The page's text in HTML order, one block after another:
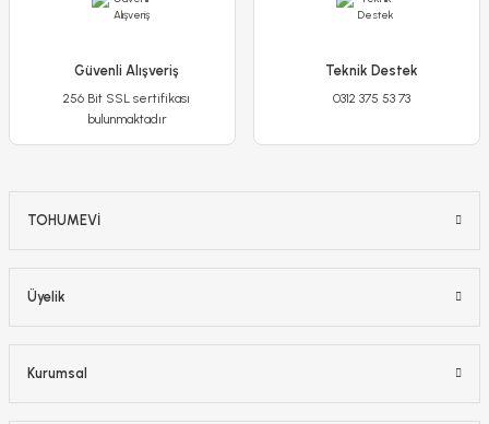
Frezya ( Fresia ) Soğanı Double - Arpa Çiçeği - Mavi
125,00 TL
Güvenli Alışveriş
256 Bit SSL sertifikası
bulunmaktadır
Teknik Destek
0312 375 53 73
TOHUMEVİ
Üyelik
Kurumsal